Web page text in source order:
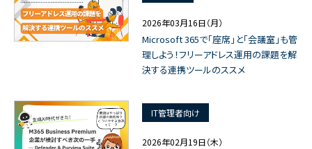
2026年03月16日（月）
Microsoft 365で「座席」と「会議室」も管
理しよう！フリーアドレス運用の課題を解
決する連携ツールのススメ
IT管理者向け
2026年02月19日（木）